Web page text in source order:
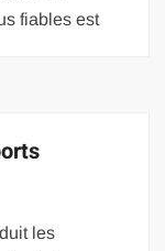
fiables est
les